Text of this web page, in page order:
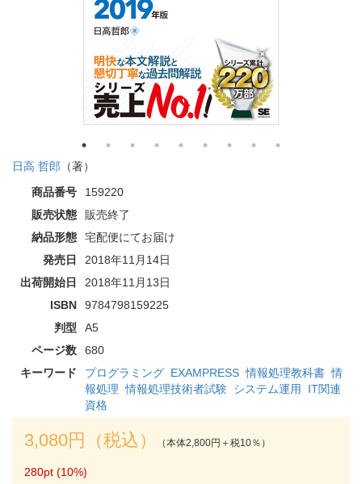
日高 哲郎 （著）
商品番号
159220
販売状態
販売終了
納品形態
宅配便にてお届け
発売日
2018年11月14日
出荷開始日
2018年11月13日
ISBN
9784798159225
判型
A5
ページ数
680
キーワード
プログラミング EXAMPRESS 情報処理教科書 情
報処理 情報処理技術者試験 システム運用
IT関連
資格
3,080円（税込） （本体2,800円＋税10％）
280pt (10%)